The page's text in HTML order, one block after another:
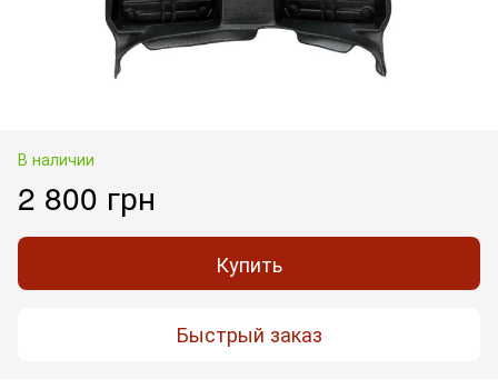
В наличии
2 800 грн
Купить
Быстрый заказ